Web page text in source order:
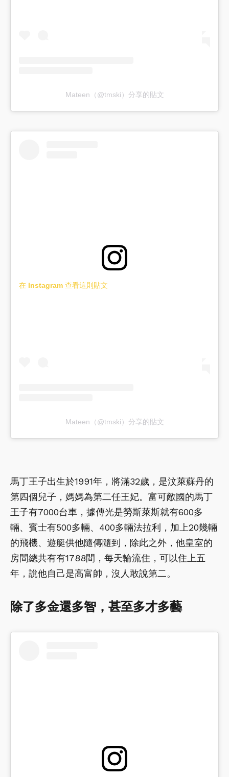
Mateen（@tmski）分享的貼文
在 Instagram 查看這則貼文
Mateen（@tmski）分享的貼文
馬丁王子出生於1991年，將滿32歲，是汶萊蘇丹的
第四個兒子，媽媽為第二任王妃。富可敵國的馬丁
王子有7000台車，據傳光是勞斯萊斯就有600多
輛、賓士有500多輛、400多輛法拉利，加上20幾輛
的飛機、遊艇供他隨傳隨到，除此之外，他皇室的
房間總共有有1788間，每天輪流住，可以住上五
年，說他自己是高富帥，沒人敢說第二。
除了多金還多智，甚至多才多藝